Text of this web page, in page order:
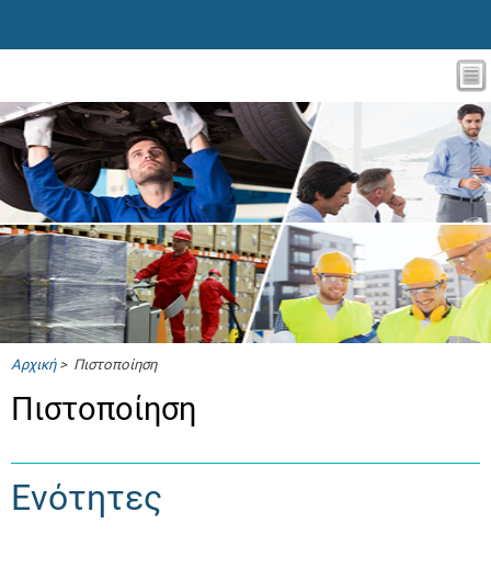
Αρχική> Πιστοποίηση
Πιστοποίηση
Ενότητες